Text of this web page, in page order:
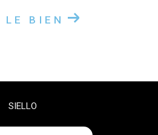
LE BIEN
SIELLO